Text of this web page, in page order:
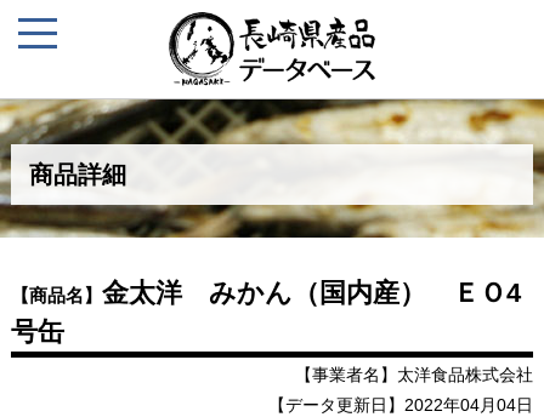
商品詳細
【商品名】 金太洋 みかん（国内産） ＥＯ4
号缶
【事業者名】太洋食品株式会社
【データ更新日】2022年04月04日